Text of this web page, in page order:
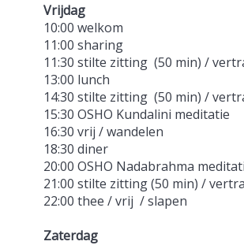
Vrijdag
10:00 welkom
11:00 sharing
11:30 stilte zitting (50 min) /
13:00 lunch
14:30 stilte zitting (50 min) /
15:30 OSHO Kundalini meditatie
16:30 vrij / wandelen
18:30 diner
20:00 OSHO Nadabrahma
21:00 stilte zitting (50 min) /
22:00 thee / vrij / slapen
Zaterdag